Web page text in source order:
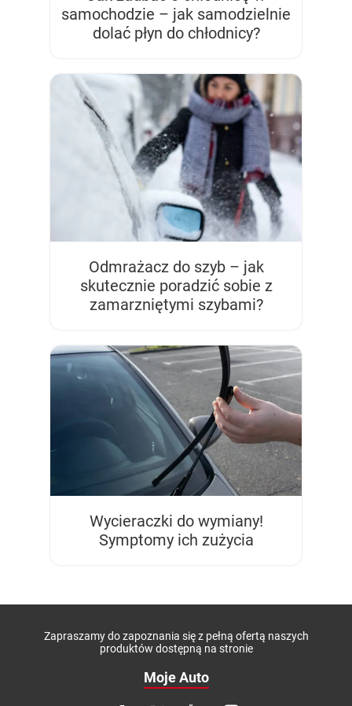
samochodzie – jak samodzielnie
dolać płyn do chłodnicy?
Odmrażacz do szyb – jak
skutecznie poradzić sobie z
zamarzniętymi szybami?
Wycieraczki do wymiany!
Symptomy ich zużycia
Zapraszamy do zapoznania się z pełną ofertą naszych
produktów dostępną na stronie
Moje Auto